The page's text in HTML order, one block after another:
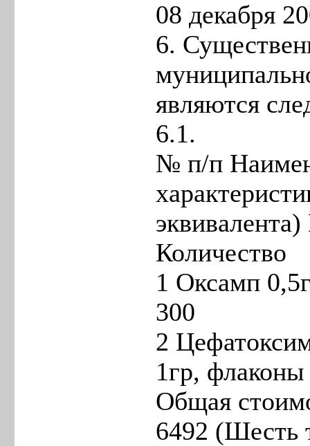
08 декабря
6.
являются
6.1.
№ п/п
Количество
1 Оксамп
300
2
1гр,
Общая
6492 (Шесть